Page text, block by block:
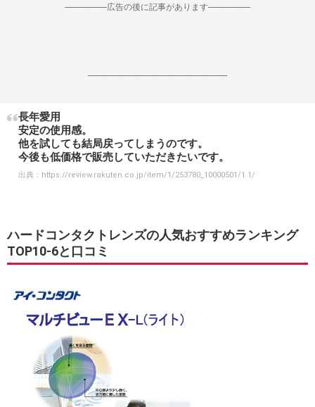
--------------------広告の後に記事があります--------------------
------------------------------------------------------------------
長年愛用
安定の使用感。
他を試しても結局戻ってしまうのです。
今後も低価格で販売していただきたいです。
出典： https://review.rakuten.co.jp/item/1/253780_10000501/1.1/
ハードコンタクトレンズの人気おすすめランキング
TOP10-6と口コミ